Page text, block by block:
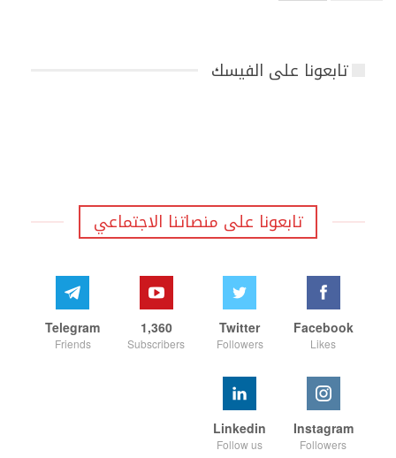
تابعونا على الفيسك
تابعونا على منصاتنا الاجتماعي
Facebook
Likes
Twitter
Followers
1,360
Subscribers
Telegram
Friends
Instagram
Followers
Linkedin
Follow us